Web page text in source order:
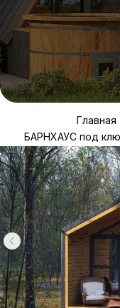
Главная
БАРНХАУС под